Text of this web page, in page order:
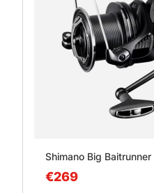
Shimano Big
€269